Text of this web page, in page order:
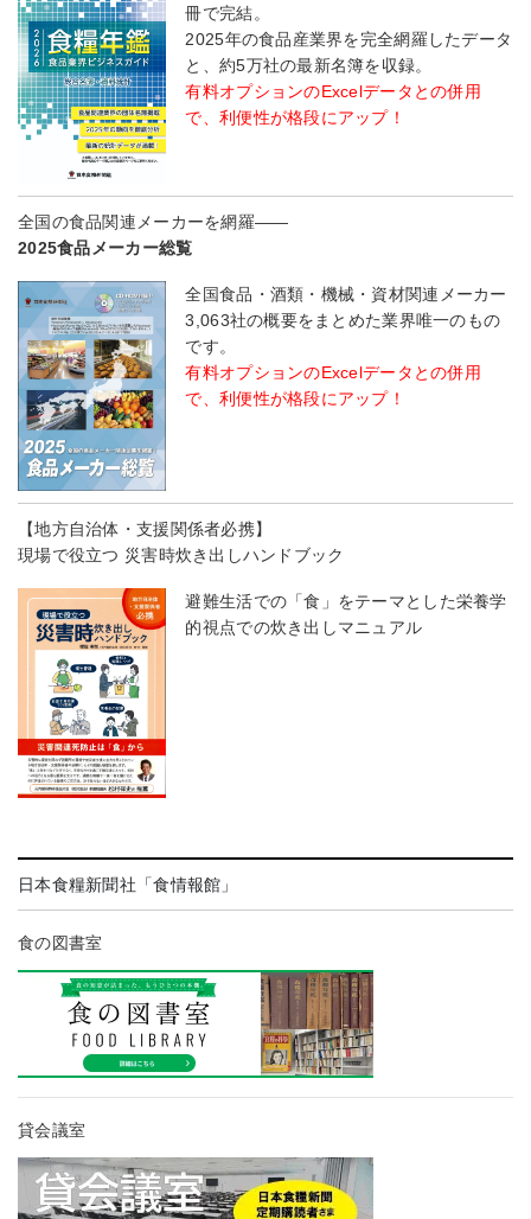
冊で完結。
2025年の食品産業界を完全網羅したデータ
と、約5万社の最新名簿を収録。
有料オプションのExcelデータとの併用
で、利便性が格段にアップ！
全国の食品関連メーカーを網羅――
2025食品メーカー総覧
全国食品・酒類・機械・資材関連メーカー
3,063社の概要をまとめた業界唯一のもの
です。
有料オプションのExcelデータとの併用
で、利便性が格段にアップ！
【地方自治体・支援関係者必携】
現場で役立つ 災害時炊き出しハンドブック
避難生活での「食」をテーマとした栄養学
的視点での炊き出しマニュアル
日本食糧新聞社「食情報館」
食の図書室
貸会議室